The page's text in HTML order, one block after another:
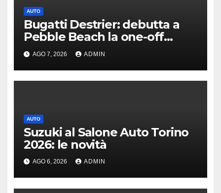
AUTO
Bugatti Destrier: debutta a
Pebble Beach la one-off
derivata dalla Bolide
AGO 7, 2026 ADMIN
AUTO
Suzuki al Salone Auto Torino
2026: le novità
AGO 6, 2026 ADMIN